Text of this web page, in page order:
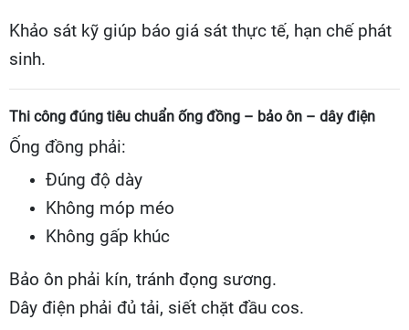
Khảo sát kỹ giúp báo giá sát thực tế, hạn chế phát
sinh.
Thi công đúng tiêu chuẩn ống đồng – bảo ôn – dây điện
Ống đồng phải:
Đúng độ dày
Không móp méo
Không gấp khúc
Bảo ôn phải kín, tránh đọng sương.
Dây điện phải đủ tải, siết chặt đầu cos.